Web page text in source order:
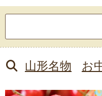
索:
山形名物 お